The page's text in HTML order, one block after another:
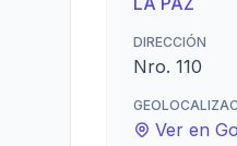
DIRECCIÓN
Nro. 110
Ver en